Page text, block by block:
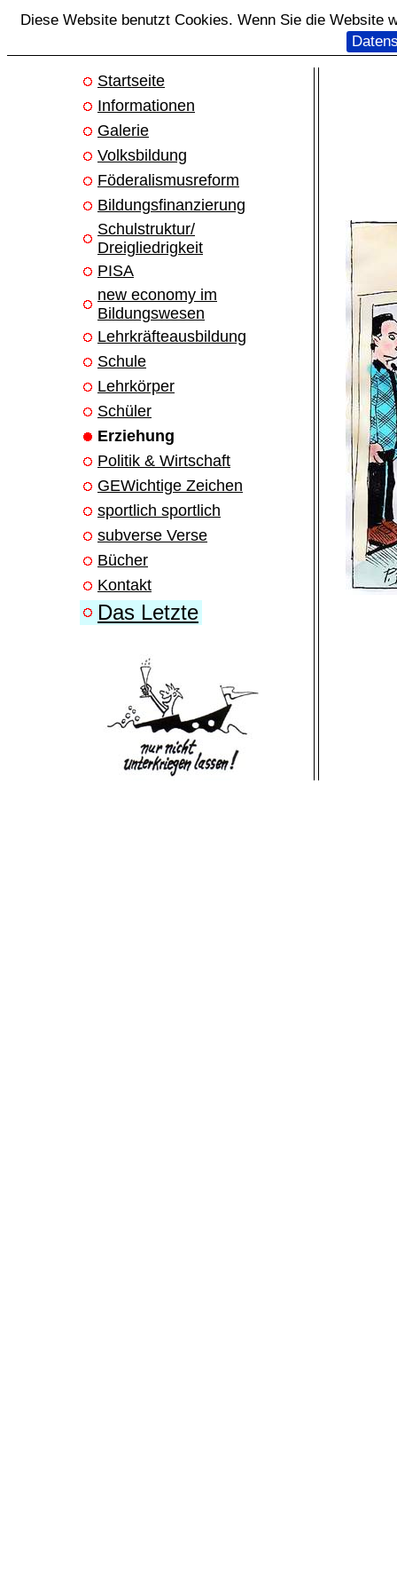
Diese Website benutzt Cookies. Wenn Sie die Website
Startseite
Informationen
Galerie
Volksbildung
Föderalismusreform
Bildungsfinanzierung
Schulstruktur/
Dreigliedrigkeit
PISA
new economy im
Bildungswesen
Lehrkräfteausbildung
Schule
Lehrkörper
Schüler
Erziehung
Politik & Wirtschaft
GEWichtige Zeichen
sportlich sportlich
subverse Verse
Bücher
Kontakt
Das Letzte